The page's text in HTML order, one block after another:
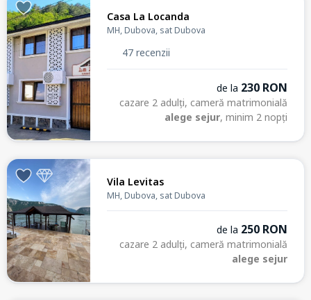
Casa La Locanda
MH, Dubova, sat Dubova
47 recenzii
de la 230 RON
cazare 2 adulți, cameră matrimonială
alege sejur, minim 2 nopți
Vila Levitas
MH, Dubova, sat Dubova
de la 250 RON
cazare 2 adulți, cameră matrimonială
alege sejur